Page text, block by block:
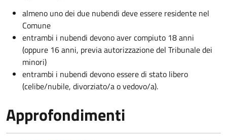
almeno uno dei due nubendi deve essere residente nel
Comune
entrambi i nubendi devono aver compiuto 18 anni
(oppure 16 anni, previa autorizzazione del Tribunale dei
minori)
entrambi i nubendi devono essere di stato libero
(celibe/nubile, divorziato/a o vedovo/a).
Approfondimenti